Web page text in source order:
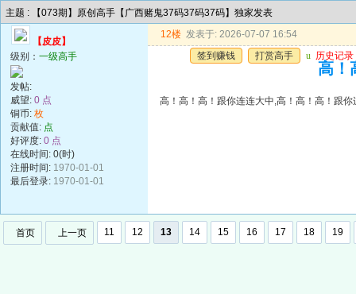
主题 : 【073期】原创高手【广西赌鬼37码37码37码】独家发表
【皮皮】
级别： 一级高手
发帖:
威望: 0 点
铜币: 枚
贡献值: 点
好评度: 0 点
在线时间: 0(时)
注册时间: 1970-01-01
最后登录: 1970-01-01
12楼 发表于: 2026-07-07 16:54
签到赚钱
打赏高手 u 历史记录
高！
高！高！高！跟你连连大中,高！高！高！跟你
首页 上一页 11 12 13 14 15 16 17 18 19